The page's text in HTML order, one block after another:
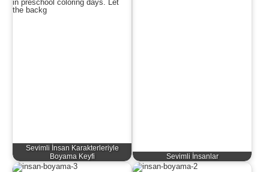
Sevimli İnsan Karakterleriyle
Boyama Keyfi
Sevimli İnsanlar